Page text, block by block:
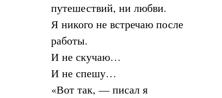
путешествий, ни любви.
Я никого не встречаю после
работы.
И не скучаю…
И не спешу…
«Вот так, — писал я